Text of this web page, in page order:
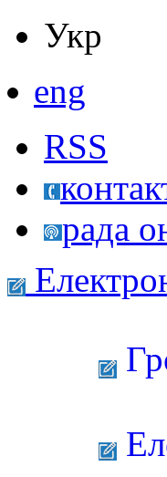
Укр
eng
RSS
рада